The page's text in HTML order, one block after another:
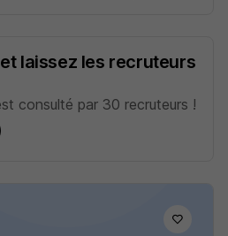
laissez les recruteurs
consulté par 30 recruteurs !